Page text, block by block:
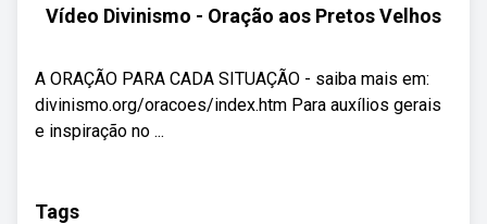
Vídeo Divinismo - Oração aos Pretos Velhos
A ORAÇÃO PARA CADA SITUAÇÃO - saiba mais em:
divinismo.org/oracoes/index.htm Para auxílios gerais
e inspiração no ...
Tags